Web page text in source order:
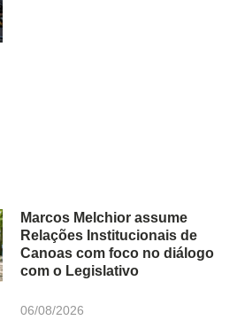
Marcos Melchior assume
Relações Institucionais de
Canoas com foco no diálogo
com o Legislativo
06/08/2026